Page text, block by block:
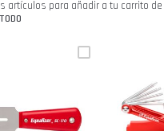
artículos para añadir a tu carrito